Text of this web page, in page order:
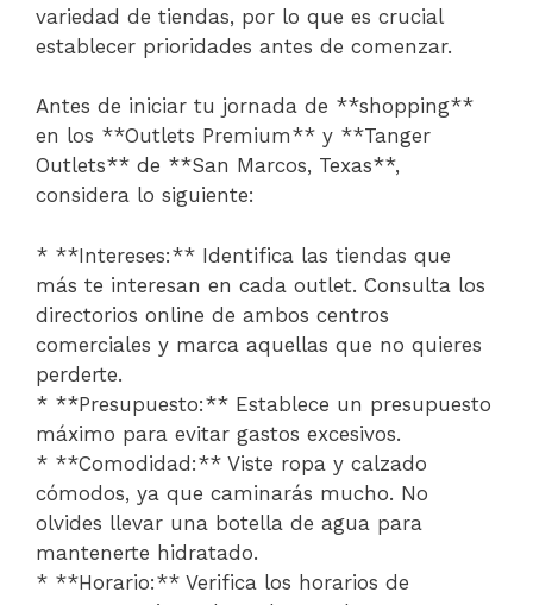
variedad de tiendas, por lo que es crucial
establecer prioridades antes de comenzar.
Antes de iniciar tu jornada de **shopping**
en los **Outlets Premium** y **Tanger
Outlets** de **San Marcos, Texas**,
considera lo siguiente:
* **Intereses:** Identifica las tiendas que
más te interesan en cada outlet. Consulta los
directorios online de ambos centros
comerciales y marca aquellas que no quieres
perderte.
* **Presupuesto:** Establece un presupuesto
máximo para evitar gastos excesivos.
* **Comodidad:** Viste ropa y calzado
cómodos, ya que caminarás mucho. No
olvides llevar una botella de agua para
mantenerte hidratado.
* **Horario:** Verifica los horarios de